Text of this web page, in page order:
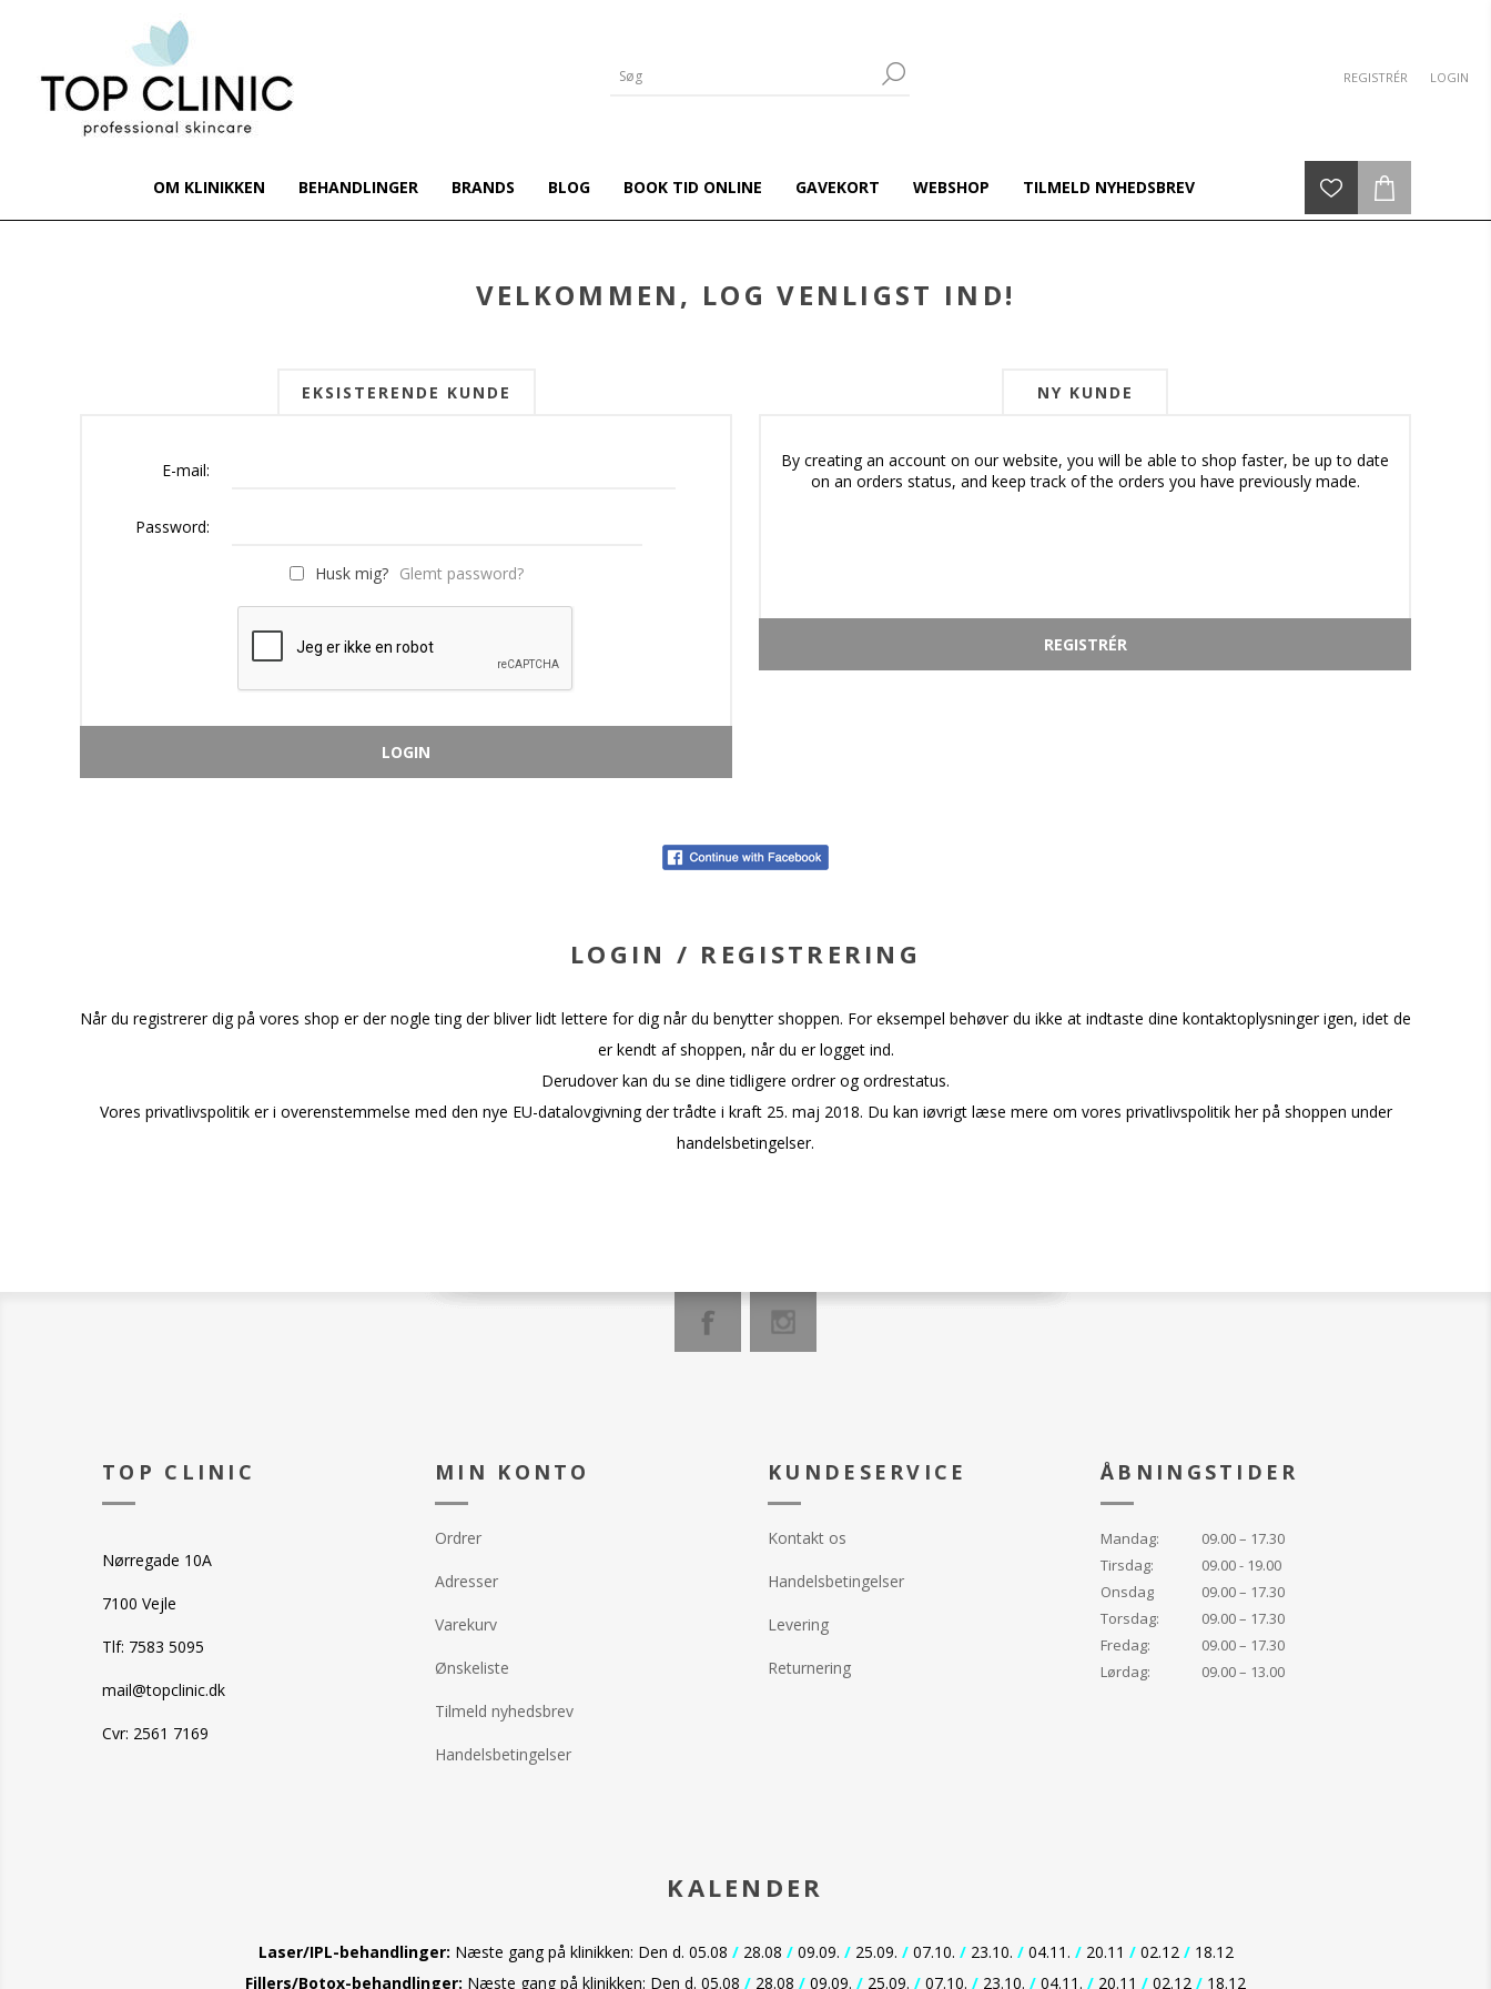
REGISTRÉR LOGIN
OM KLINIKKEN BEHANDLINGER BRANDS BLOG BOOK TID ONLINE GAVEKORT WEBSHOP TILMELD NYHEDSBREV
VELKOMMEN, LOG VENLIGST IND!
NY KUNDE
By creating an account on our website, you will be able to shop faster, be up to date
on an orders status, and keep track of the orders you have previously made.
EKSISTERENDE KUNDE
E-mail:
Password:
Husk mig? Glemt password?
LOGIN / REGISTRERING
Når du registrerer dig på vores shop er der nogle ting der bliver lidt lettere for dig når du benytter shoppen. For eksempel behøver du ikke at indtaste dine kontaktoplysninger igen, idet de
er kendt af shoppen, når du er logget ind.
Derudover kan du se dine tidligere ordrer og ordrestatus.
Vores privatlivspolitik er i overenstemmelse med den nye EU-datalovgivning der trådte i kraft 25. maj 2018. Du kan iøvrigt læse mere om vores privatlivspolitik her på shoppen under
handelsbetingelser.
TOP CLINIC
Nørregade 10A
7100 Vejle
Tlf: 7583 5095
mail@topclinic.dk
Cvr: 2561 7169
MIN KONTO
Ordrer
Adresser
Varekurv
Ønskeliste
Tilmeld nyhedsbrev
Handelsbetingelser
KUNDESERVICE
Kontakt os
Handelsbetingelser
Levering
Returnering
ÅBNINGSTIDER
Mandag:
09.00 – 17.30
Tirsdag:
09.00 - 19.00
Onsdag
09.00 – 17.30
Torsdag:
09.00 – 17.30
Fredag:
09.00 – 17.30
Lørdag:
09.00 – 13.00
KALENDER
Laser/IPL-behandlinger: Næste gang på klinikken: Den d. 05.08 /28.08 /09.09. /25.09. /07.10. /23.10. /04.11. /20.11 /02.12 /18.12
Fillers/Botox-behandlinger: Næste gang på klinikken: Den d. 05.08 / 28.08 / 09.09. / 25.09. / 07.10. / 23.10. / 04.11. / 20.11 / 02.12 / 18.12